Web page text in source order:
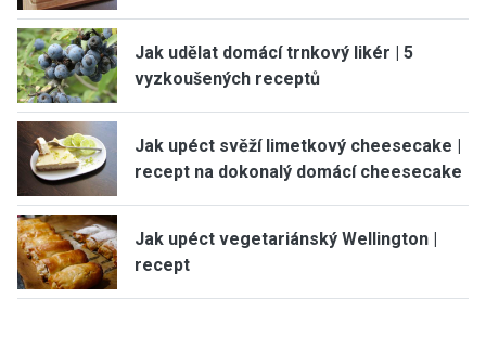
Jak udělat domácí trnkový likér | 5
vyzkoušených receptů
Jak upéct svěží limetkový cheesecake |
recept na dokonalý domácí cheesecake
Jak upéct vegetariánský Wellington |
recept